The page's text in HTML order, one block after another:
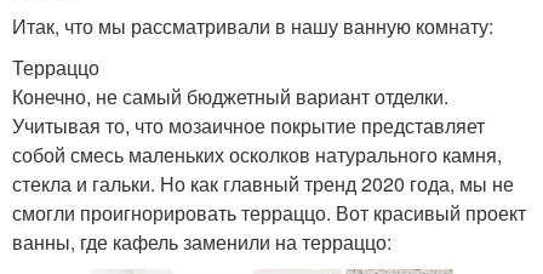
Итак, что мы рассматривали в нашу ванную комнату:
Терраццо
Конечно, не самый бюджетный вариант отделки.
Учитывая то, что мозаичное покрытие представляет
собой смесь маленьких осколков натурального камня,
стекла и гальки. Но как главный тренд 2020 года, мы не
смогли проигнорировать терраццо. Вот красивый проект
ванны, где кафель заменили на терраццо: